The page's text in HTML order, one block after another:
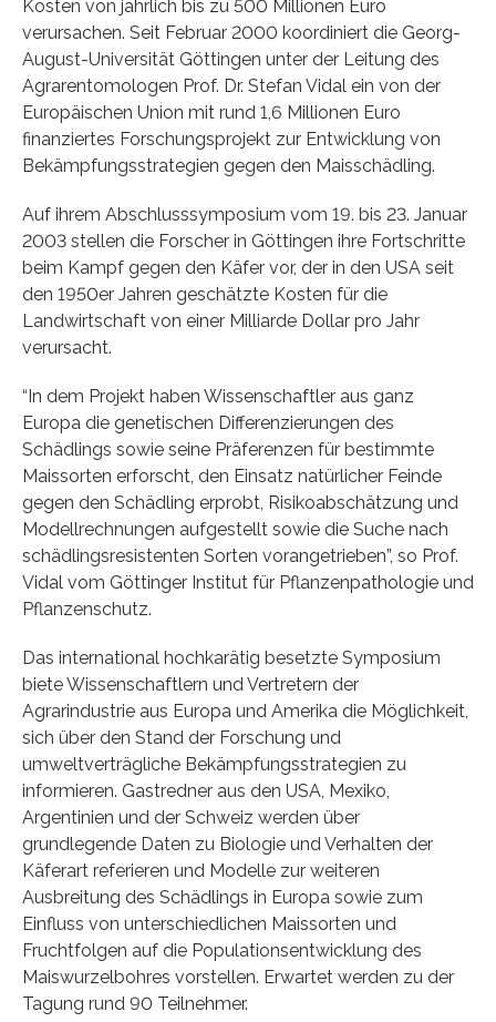
Kosten von jährlich bis zu 500 Millionen Euro
verursachen. Seit Februar 2000 koordiniert die Georg-
August-Universität Göttingen unter der Leitung des
Agrarentomologen Prof. Dr. Stefan Vidal ein von der
Europäischen Union mit rund 1,6 Millionen Euro
finanziertes Forschungsprojekt zur Entwicklung von
Bekämpfungsstrategien gegen den Maisschädling.
Auf ihrem Abschlusssymposium vom 19. bis 23. Januar
2003 stellen die Forscher in Göttingen ihre Fortschritte
beim Kampf gegen den Käfer vor, der in den USA seit
den 1950er Jahren geschätzte Kosten für die
Landwirtschaft von einer Milliarde Dollar pro Jahr
verursacht.
“In dem Projekt haben Wissenschaftler aus ganz
Europa die genetischen Differenzierungen des
Schädlings sowie seine Präferenzen für bestimmte
Maissorten erforscht, den Einsatz natürlicher Feinde
gegen den Schädling erprobt, Risikoabschätzung und
Modellrechnungen aufgestellt sowie die Suche nach
schädlingsresistenten Sorten vorangetrieben”, so Prof.
Vidal vom Göttinger Institut für Pflanzenpathologie und
Pflanzenschutz.
Das international hochkarätig besetzte Symposium
biete Wissenschaftlern und Vertretern der
Agrarindustrie aus Europa und Amerika die Möglichkeit,
sich über den Stand der Forschung und
umweltverträgliche Bekämpfungsstrategien zu
informieren. Gastredner aus den USA, Mexiko,
Argentinien und der Schweiz werden über
grundlegende Daten zu Biologie und Verhalten der
Käferart referieren und Modelle zur weiteren
Ausbreitung des Schädlings in Europa sowie zum
Einfluss von unterschiedlichen Maissorten und
Fruchtfolgen auf die Populationsentwicklung des
Maiswurzelbohres vorstellen. Erwartet werden zu der
Tagung rund 90 Teilnehmer.